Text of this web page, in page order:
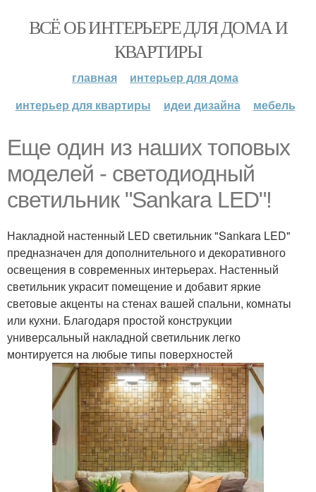
ВСЁ ОБ ИНТЕРЬЕРЕ ДЛЯ ДОМА И
КВАРТИРЫ
главная
интерьер для дома
интерьер для квартиры
идеи дизайна мебель
Еще один из наших топовых
моделей - светодиодный
светильник "Sankara LED"!
Накладной настенный LED светильник "Sankara LED"
предназначен для дополнительного и декоративного
освещения в современных интерьерах. Настенный
светильник украсит помещение и добавит яркие
световые акценты на стенах вашей спальни, комнаты
или кухни. Благодаря простой конструкции
универсальный накладной светильник легко
монтируется на любые типы поверхностей